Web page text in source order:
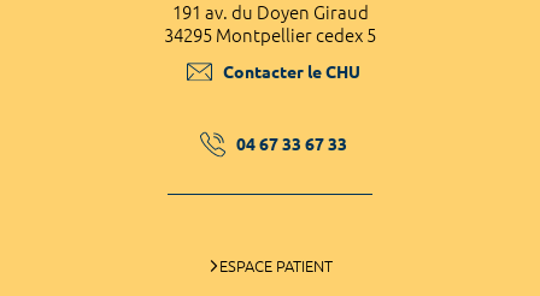
191 av. du Doyen Giraud
34295 Montpellier cedex 5
Contacter le CHU
04 67 33 67 33
ESPACE PATIENT